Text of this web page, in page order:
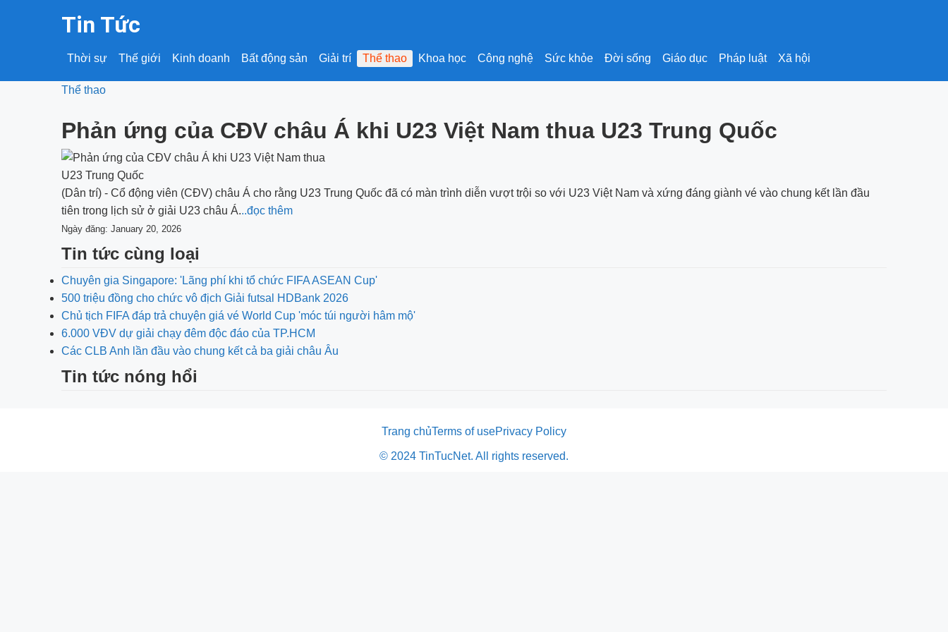
Tin Tức
Thời sự Thế giới Kinh doanh Bất động sản Giải trí Thể thao Khoa học Công nghệ Sức khỏe Đời sống Giáo dục Pháp luật Xã hội
Thể thao
Phản ứng của CĐV châu Á khi U23 Việt Nam thua U23 Trung Quốc
(Dân trí) - Cổ động viên (CĐV) châu Á cho rằng U23 Trung Quốc đã có màn trình diễn vượt trội so với U23 Việt Nam và xứng đáng giành vé vào chung kết lần đầu
tiên trong lịch sử ở giải U23 châu Á...đọc thêm
Ngày đăng: January 20, 2026
Tin tức cùng loại
Chuyên gia Singapore: 'Lãng phí khi tổ chức FIFA ASEAN Cup'
500 triệu đồng cho chức vô địch Giải futsal HDBank 2026
Chủ tịch FIFA đáp trả chuyện giá vé World Cup 'móc túi người hâm mộ'
6.000 VĐV dự giải chạy đêm độc đáo của TP.HCM
Các CLB Anh lần đầu vào chung kết cả ba giải châu Âu
Tin tức nóng hổi
Trang chủTerms of usePrivacy Policy
© 2024 TinTucNet. All rights reserved.